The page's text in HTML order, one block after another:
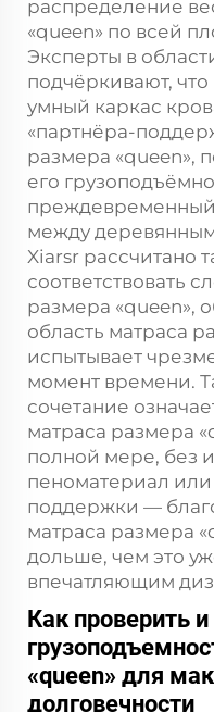
распределение
«queen» по всей
Эксперты в
подчёркивают,
умный каркас
«партнёра-
размера «queen»,
его
преждевременный
между
Xiarsr рассчитано
соответствовать
размера «queen»,
область матраса
испытывает
момент времени.
сочетание
матраса размера
полной мере, без
пеноматериал
поддержки —
матраса размера
дольше, чем это
впечатляющим
Как проверить
«queen» для
долговечности